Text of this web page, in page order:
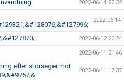
2022-06-14 22:32
2022-06-14
2022-06-12 20:24
2022-06-11 21:46
efter storseger mot
2022-06-11 17:37